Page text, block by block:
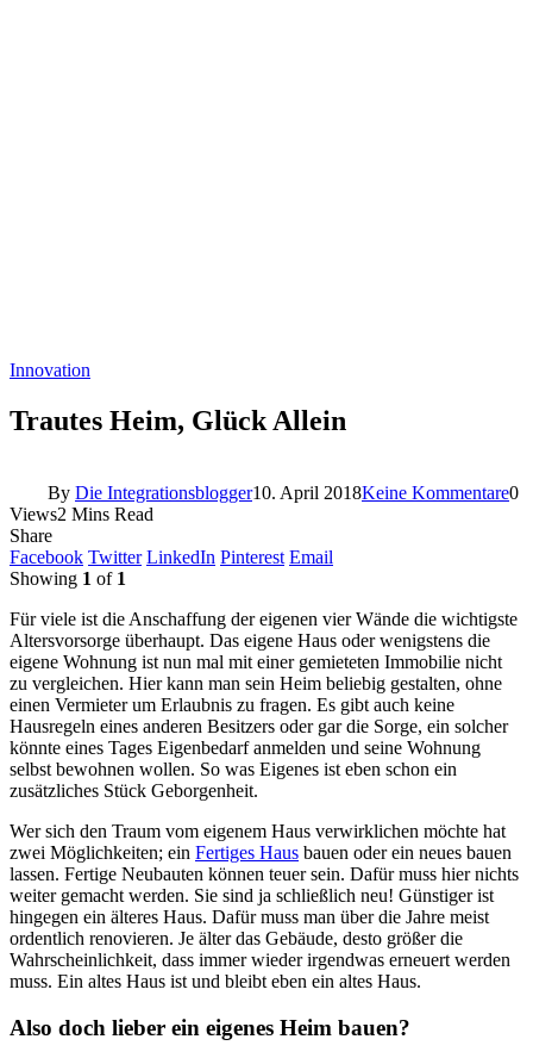
Innovation
Trautes Heim, Glück Allein
By Die Integrationsblogger10. April 2018Keine Kommentare0
Views2 Mins Read
Share
Facebook Twitter LinkedIn Pinterest Email
Showing 1 of 1
Für viele ist die Anschaffung der eigenen vier Wände die wichtigste
Altersvorsorge überhaupt. Das eigene Haus oder wenigstens die
eigene Wohnung ist nun mal mit einer gemieteten Immobilie nicht
zu vergleichen. Hier kann man sein Heim beliebig gestalten, ohne
einen Vermieter um Erlaubnis zu fragen. Es gibt auch keine
Hausregeln eines anderen Besitzers oder gar die Sorge, ein solcher
könnte eines Tages Eigenbedarf anmelden und seine Wohnung
selbst bewohnen wollen. So was Eigenes ist eben schon ein
zusätzliches Stück Geborgenheit.
Wer sich den Traum vom eigenem Haus verwirklichen möchte hat
zwei Möglichkeiten; ein Fertiges Haus bauen oder ein neues bauen
lassen. Fertige Neubauten können teuer sein. Dafür muss hier nichts
weiter gemacht werden. Sie sind ja schließlich neu! Günstiger ist
hingegen ein älteres Haus. Dafür muss man über die Jahre meist
ordentlich renovieren. Je älter das Gebäude, desto größer die
Wahrscheinlichkeit, dass immer wieder irgendwas erneuert werden
muss. Ein altes Haus ist und bleibt eben ein altes Haus.
Also doch lieber ein eigenes Heim bauen?